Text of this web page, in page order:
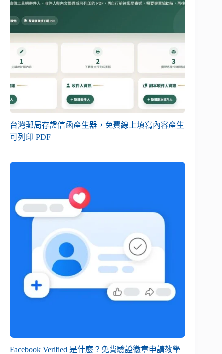
台灣郵局存證信函產生器，免費線上填寫內容產生
可列印 PDF
Facebook Verified 是什麼？免費驗證徽章申請教學